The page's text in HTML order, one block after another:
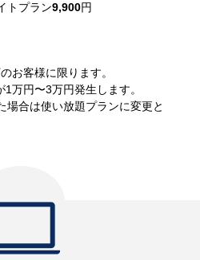
トプラン9,900円
お客様に限ります。
万円〜3万円発生します。
合は使い放題プランに変更と